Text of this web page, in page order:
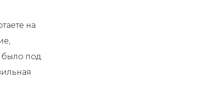
на
было под